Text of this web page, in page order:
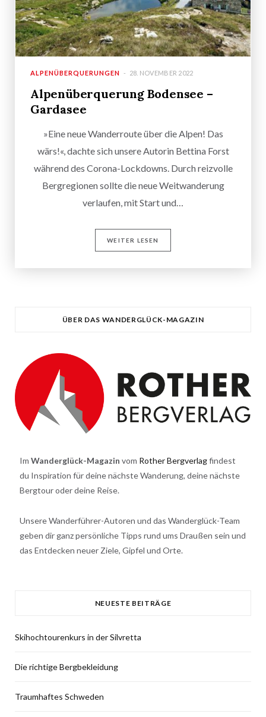
ALPENÜBERQUERUNGEN 28. NOVEMBER 2022
Alpenüberquerung Bodensee –
Gardasee
»Eine neue Wanderroute über die Alpen! Das
wärs!«, dachte sich unsere Autorin Bettina Forst
während des Corona-Lockdowns. Durch reizvolle
Bergregionen sollte die neue Weitwanderung
verlaufen, mit Start und…
WEITER LESEN
ÜBER DAS WANDERGLÜCK-MAGAZIN
Im Wanderglück-Magazin vom Rother Bergverlagfindest
du Inspiration für deine nächste Wanderung, deine nächste
Bergtour oder deine Reise.
Unsere Wanderführer-Autoren und das Wanderglück-Team
geben dir ganz persönliche Tipps rund ums Draußen sein und
das Entdecken neuer Ziele, Gipfel und Orte.
NEUESTE BEITRÄGE
Skihochtourenkurs in der Silvretta
Die richtige Bergbekleidung
Traumhaftes Schweden